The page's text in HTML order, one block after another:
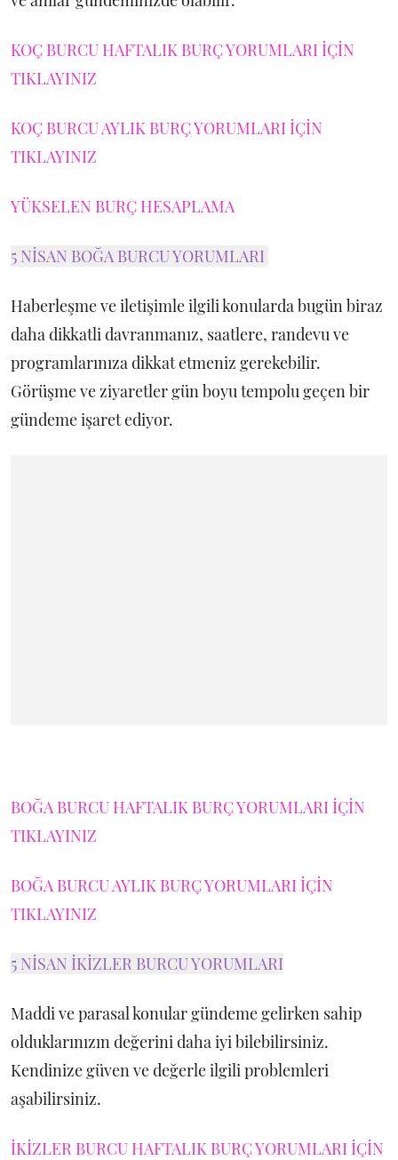
KOÇ BURCU HAFTALIK BURÇ YORUMLARI İÇİN
TIKLAYINIZ
KOÇ BURCU AYLIK BURÇ YORUMLARI İÇİN
TIKLAYINIZ
YÜKSELEN BURÇ HESAPLAMA
5 NİSAN BOĞA BURCU YORUMLARI
Haberleşme ve iletişimle ilgili konularda bugün biraz
daha dikkatli davranmanız, saatlere, randevu ve
programlarınıza dikkat etmeniz gerekebilir.
Görüşme ve ziyaretler gün boyu tempolu geçen bir
gündeme işaret ediyor.
BOĞA BURCU HAFTALIK BURÇ YORUMLARI İÇİN
TIKLAYINIZ
BOĞA BURCU AYLIK BURÇ YORUMLARI İÇİN
TIKLAYINIZ
5 NİSAN İKİZLER BURCU YORUMLARI
Maddi ve parasal konular gündeme gelirken sahip
olduklarınızın değerini daha iyi bilebilirsiniz.
Kendinize güven ve değerle ilgili problemleri
aşabilirsiniz.
İKİZLER BURCU HAFTALIK BURÇ YORUMLARI İÇİN